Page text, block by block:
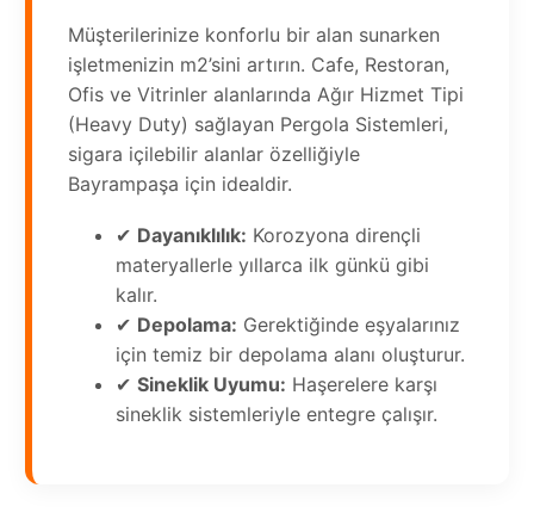
Müşterilerinize konforlu bir alan sunarken
işletmenizin m2’sini artırın. Cafe, Restoran,
Ofis ve Vitrinler alanlarında Ağır Hizmet Tipi
(Heavy Duty) sağlayan Pergola Sistemleri,
sigara içilebilir alanlar özelliğiyle
Bayrampaşa için idealdir.
✔ Dayanıklılık: Korozyona dirençli
materyallerle yıllarca ilk günkü gibi
kalır.
✔ Depolama: Gerektiğinde eşyalarınız
için temiz bir depolama alanı oluşturur.
✔ Sineklik Uyumu: Haşerelere karşı
sineklik sistemleriyle entegre çalışır.